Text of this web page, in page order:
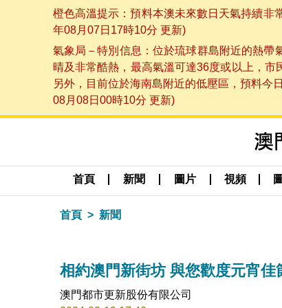
橙色高溫提示：預料本澳未來數日天氣持續非
年08月07日17時10分 更新)
氣象局－特別信息：位於琉球群島附近的熱帶
晴及非常酷熱，最高氣溫可達36度或以上，市
另外，目前位於海南島附近的低壓區，預料今
08月08日00時10分 更新)
首頁 新聞 圖片 視頻
首頁 新聞
相約澳門新街坊 與您歡度元宵佳
澳門都市更新股份有限公司